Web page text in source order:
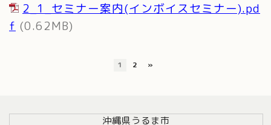
2_1_セミナー案内(インボイスセミナー).pd
f (0.62MB)
1 2 »
沖縄県うるま市